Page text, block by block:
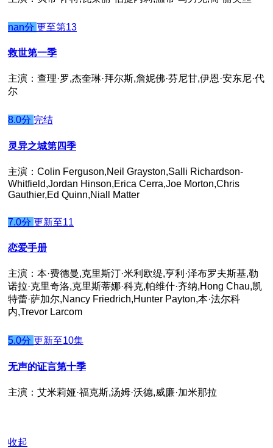
nan分 更至第13
救世第一季
主演：查理·罗,杰奎琳·拜尔斯,詹妮佛·芬尼甘,伊恩·安东尼·代
尔
8.0分 完结
灵异之城第四季
主演：Colin Ferguson,Neil Grayston,Salli Richardson-
Whitfield,Jordan Hinson,Erica Cerra,Joe Morton,Chris
Gauthier,Ed Quinn,Niall Matter
7.0分 更新至11
恋爱手册
主演：本·费德曼,克里斯汀·米利欧缇,亨利·泽布罗夫斯基,勒
诺拉·克里奇洛,克里斯蒂娜·科克,帕维什·齐纳,Hong Chau,凯
特蕾·萨加尔,Nancy Friedrich,Hunter Payton,本·法尔科
内,Trevor Larcom
5.0分 更新至10集
无声的证言第十季
主演：艾米莉娅·福克斯,汤姆·沃德,威廉·加米那拉
收起